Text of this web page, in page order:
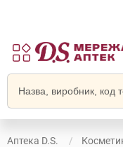
Аптека D.S.